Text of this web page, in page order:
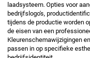
laadsysteem. Opties voor
bedrijfslogo's,
tijdens de productie worden
de eisen van een
Kleurenschemawijzigingen
passen in op specifieke